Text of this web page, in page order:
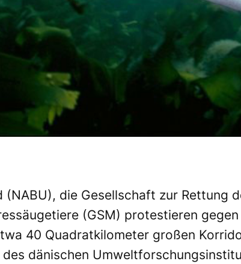
(NABU), die Gesellschaft zur Rettung
(GSM) protestieren
40 Quadratkilometer großen
dänischen